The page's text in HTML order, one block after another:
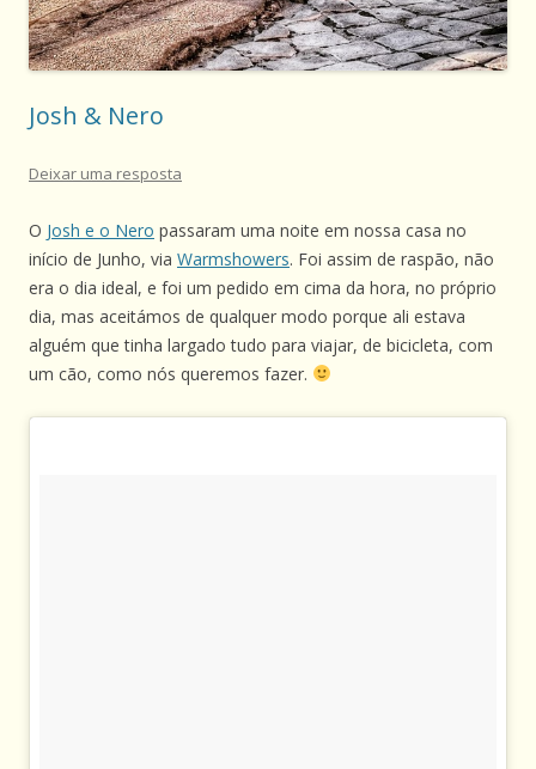
Josh & Nero
Deixar uma resposta
O Josh e o Nero passaram uma noite em nossa casa no
início de Junho, via Warmshowers. Foi assim de raspão, não
era o dia ideal, e foi um pedido em cima da hora, no próprio
dia, mas aceitámos de qualquer modo porque ali estava
alguém que tinha largado tudo para viajar, de bicicleta, com
um cão, como nós queremos fazer.